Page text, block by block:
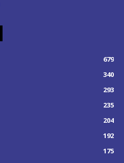
679
340
293
235
204
192
175